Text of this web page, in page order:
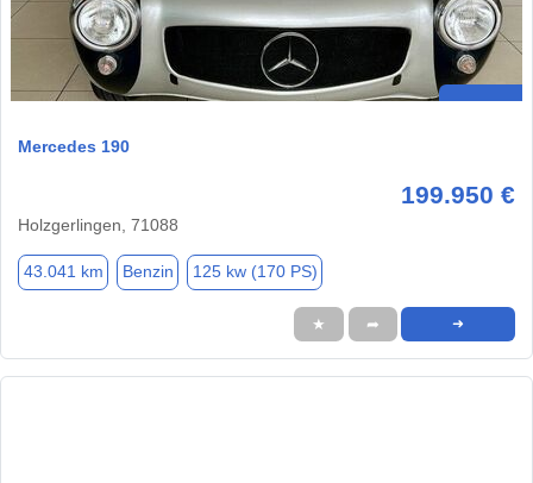
Mercedes 190
199.950 €
Holzgerlingen, 71088
43.041 km Benzin 125 kw (170 PS)
★ ➦ ➜